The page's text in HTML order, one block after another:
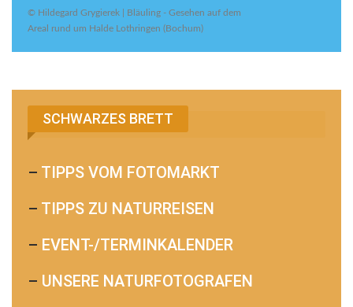
© Hildegard Grygierek | Bläuling - Gesehen auf dem
Areal rund um Halde Lothringen (Bochum)
SCHWARZES BRETT
– TIPPS VOM FOTOMARKT
– TIPPS ZU NATURREISEN
– EVENT-/TERMINKALENDER
– UNSERE NATURFOTOGRAFEN